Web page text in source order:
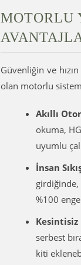
MOTORLU
Güvenliğin ve
olan motorlu
Akıllı
okuma,
uyumlu
İnsan
girdiğinde,
%100
Kesintisiz
serbest
kiti